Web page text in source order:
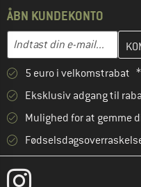
ÅBN KUNDEKONTO
E-mail-adresse
Indtast din e-mailadresse
5 euro i velkomstrabat
Eksklusiv adgang til
Mulighed for at gemme